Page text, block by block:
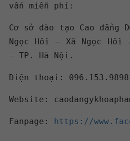
vấn miễn phí:
Cơ sở đào tạo Cao đẳng
Ngọc Hồi – Xã Ngọc Hồi
– TP. Hà Nội.
Điện thoại: 096.153.9898
Website:
Fanpage: https://